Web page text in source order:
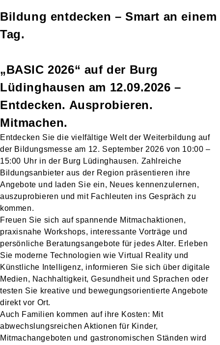
Bildung entdecken – Smart an einem
Tag.
„BASIC 2026“ auf der Burg
Lüdinghausen am 12.09.2026 –
Entdecken. Ausprobieren.
Mitmachen.
Entdecken Sie die vielfältige Welt der Weiterbildung auf
der Bildungsmesse am 12. September 2026 von 10:00 –
15:00 Uhr in der Burg Lüdinghausen. Zahlreiche
Bildungsanbieter aus der Region präsentieren ihre
Angebote und laden Sie ein, Neues kennenzulernen,
auszuprobieren und mit Fachleuten ins Gespräch zu
kommen.
Freuen Sie sich auf spannende Mitmachaktionen,
praxisnahe Workshops, interessante Vorträge und
persönliche Beratungsangebote für jedes Alter. Erleben
Sie moderne Technologien wie Virtual Reality und
Künstliche Intelligenz, informieren Sie sich über digitale
Medien, Nachhaltigkeit, Gesundheit und Sprachen oder
testen Sie kreative und bewegungsorientierte Angebote
direkt vor Ort.
Auch Familien kommen auf ihre Kosten: Mit
abwechslungsreichen Aktionen für Kinder,
Mitmachangeboten und gastronomischen Ständen wird